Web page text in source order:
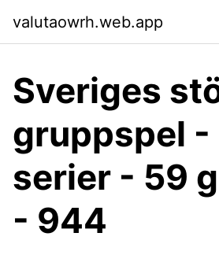
valutaowrh.web.app
Sveriges
gruppspel -
serier - 59
- 944